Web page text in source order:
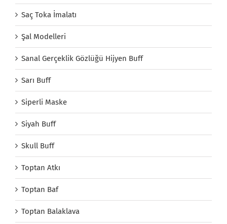
Saç Toka İmalatı
Şal Modelleri
Sanal Gerçeklik Gözlüğü Hijyen Buff
Sarı Buff
Siperli Maske
Siyah Buff
Skull Buff
Toptan Atkı
Toptan Baf
Toptan Balaklava